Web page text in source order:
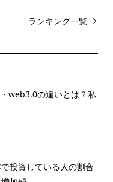
ランキング一覧
web3.0の違いとは？私
投資している人の割合